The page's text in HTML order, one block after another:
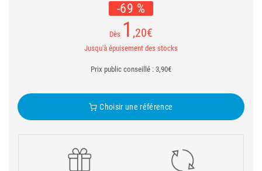
-69 %
Dès 1 ,20€
Jusqu'à épuisement des stocks
Prix public conseillé : 3,90€
Choisir une référence